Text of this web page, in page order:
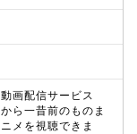
画配信サービス
ら一昔前のものま
メを視聴できま